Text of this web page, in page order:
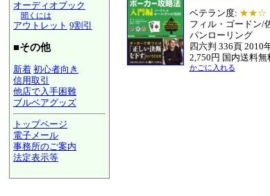
オーディオブック
聞くには
アウトレット 9割引
■その他
新着 初心者向き
信用取引
他店で入手困難
ブルベアグッズ
トップページ
電子メール
事務所のご案内
法定表示等
ベテラン度: ★★☆
フィル・ゴードン/
パンローリング
四六判 336頁 2010
2,750円 国内送料無
かごに入れる